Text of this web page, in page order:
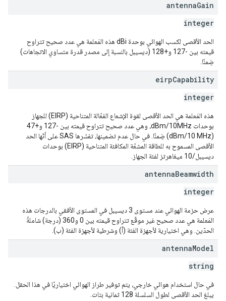
antennaGain
integer
الحد الأقصى لكسب الهوائي بوحدة dBi هذه المَعلمة هي عدد صحيح تتراوح
قيمته بين -127 و+128 (ديسيبل بالنسبة إلى مصدر قدرة متساوي الاتجاهات)
ضِمنًا.
eirpCapability
integer
هذه المَعلمة هي الحد الأقصى لقوة الإشعاع الفعّالة المتناحية (EIRP) للجهاز
بوحدات dBm/10MHz، وهي عدد صحيح تتراوح قيمته بين -127 و+47
(dBm/10 MHz) ضِمنًا. في حال عدم تضمينها، تفسّرها SAS على أنّها الحد
الأقصى المسموح به للطاقة المشعّة المكافئة المتناحية (EIRP) بوحدات
ديسيبل/10 ميغاهرتز لفئة الجهاز.
antennaBeamwidth
integer
عرض حزمة الهوائي عند مستوى 3 ديسيبل في المستوى الأفقي بالدرجات هذه
المَعلمة هي عدد صحيح غير موقّع تتراوح قيمته بين 0 و360 (درجة) شاملةً
الحدّين. وهي اختيارية لأجهزة الفئة (أ) وشرطية لأجهزة الفئة (ب).
antennaModel
string
في حال استخدام هوائي خارجي، يتم توفير طراز الهوائي اختياريًا في هذا الحقل.
يبلغ الحد الأقصى لطول السلسلة 128 ثمانية بتات.